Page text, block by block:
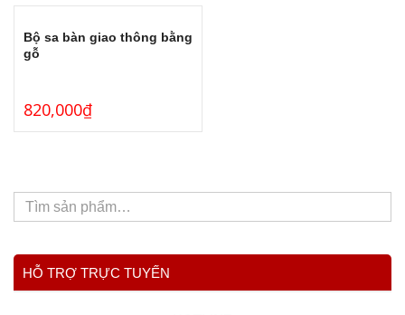
Bộ sa bàn giao thông bằng
gỗ
820,000₫
HỖ TRỢ TRỰC TUYẾN